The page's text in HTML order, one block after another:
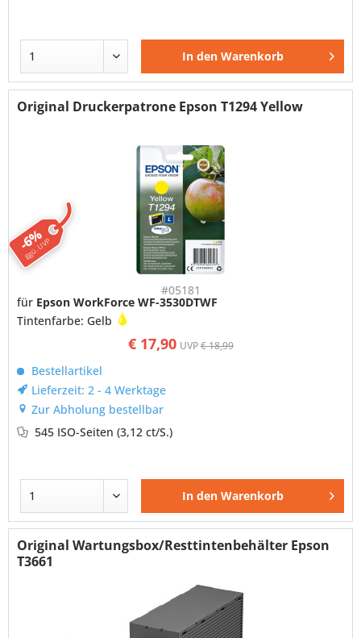
In den Warenkorb
-6%
ggü. UVP
Original Druckerpatrone Epson T1294 Yellow
#05181
€ 17,90 UVP€ 18,99
für Epson WorkForce WF-3530DTWF
Tintenfarbe: Gelb
Bestellartikel
Lieferzeit: 2 - 4 Werktage
Zur Abholung bestellbar
545 ISO-Seiten(3,12 ct/S.)
In den Warenkorb
Original Wartungsbox/Resttintenbehälter Epson
T3661